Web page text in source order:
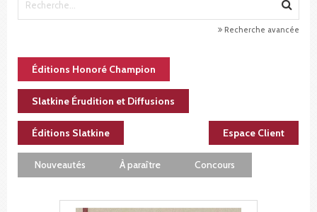
Recherche avancée
Éditions Honoré Champion
Slatkine Érudition et Diffusions
Éditions Slatkine Espace Client
Nouveautés À paraître Concours